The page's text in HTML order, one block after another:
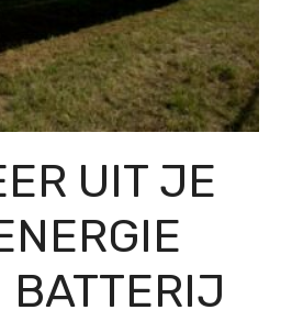
UIT JE
BATTERIJ